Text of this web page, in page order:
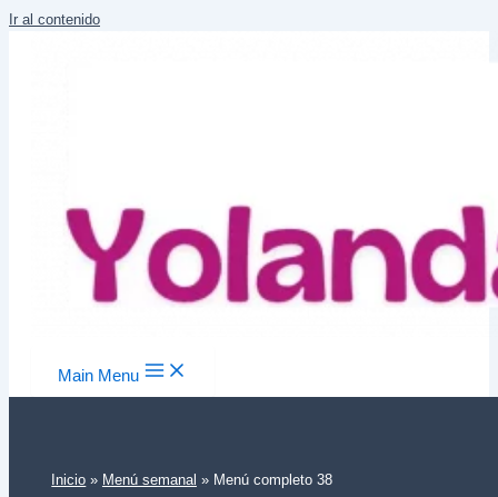
Ir al contenido
Main Menu
Inicio Menú semanal Menú completo 38